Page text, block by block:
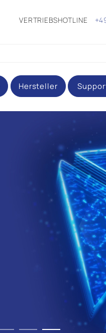
VERTRIEBSHOTLINE
Hersteller